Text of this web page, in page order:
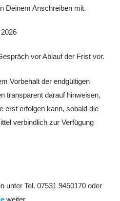
Deinem Anschreiben mit.
vor Ablauf der Frist vor.
Vorbehalt der endgültigen
transparent darauf hinweisen,
erst erfolgen kann, sobald die
verbindlich zur Verfügung
unter Tel. 07531 9450170 oder